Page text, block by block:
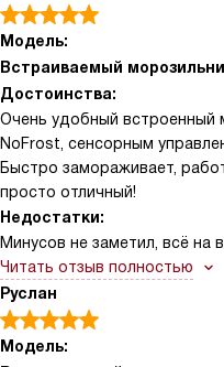
Модель:
Встраиваемый
Достоинства:
Очень удобный встроенный
NoFrost, сенсорным
Быстро замораживает,
просто отличный!
Недостатки:
Минусов не заметил, всё на
Читать отзыв полностью
Руслан
Модель: